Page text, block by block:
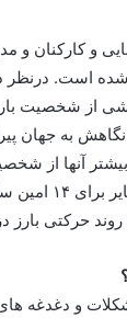
و کارکنان و
شده است.
از شخصیت
به جهان
آنها از
پیشرو بودن
روند حرکتی
و دغدغه های